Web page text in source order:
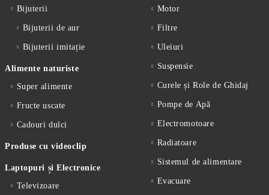
Bijuterii
Bijuterii de aur
Bijuterii imitație
Alimente naturiste
Super alimente
Fructe uscate
Cadouri dulci
Produse cu videoclip
Laptopuri și Electronice
Televizoare
Motor
Filtre
Uleiuri
Suspensie
Curele și Role de Ghidaj
Pompe de Apă
Electromotoare
Radiatoare
Sistemul de alimentare
Evacuare